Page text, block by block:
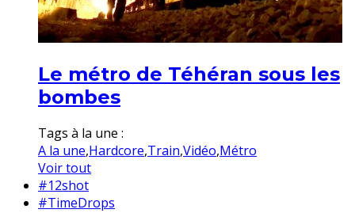
Le métro de Téhéran sous les
bombes
Tags à la une :
A la une,Hardcore,Train,Vidéo,Métro
Voir tout
#12shot
#TimeDrops